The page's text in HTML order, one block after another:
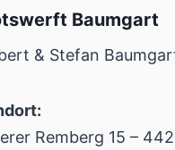
Baumgart
& Stefan
Remberg 15 –